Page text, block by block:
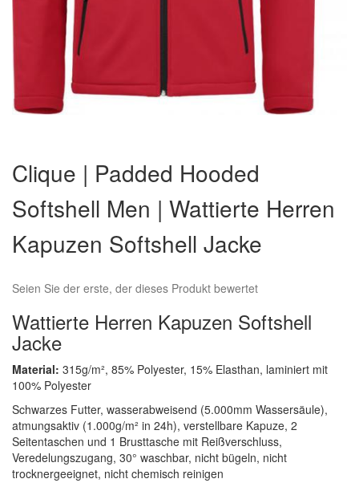
der
Bildergalerie
springen
Clique | Padded Hooded
Softshell Men | Wattierte Herren
Kapuzen Softshell Jacke
Seien Sie der erste, der dieses Produkt bewertet
Wattierte Herren Kapuzen Softshell
Jacke
Material: 315g/m², 85% Polyester, 15% Elasthan, laminiert mit
100% Polyester
Schwarzes Futter, wasserabweisend (5.000mm Wassersäule),
atmungsaktiv (1.000g/m² in 24h), verstellbare Kapuze, 2
Seitentaschen und 1 Brusttasche mit Reißverschluss,
Veredelungszugang, 30° waschbar, nicht bügeln, nicht
trocknergeeignet, nicht chemisch reinigen